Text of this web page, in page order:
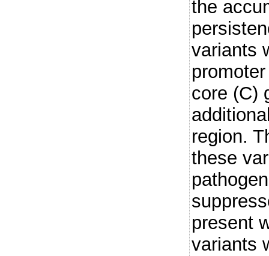
the
variants
core (C)
region.
these
present
variants